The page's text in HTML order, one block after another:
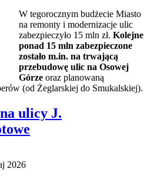
W tegorocznym budżecie Miasto
na remonty i modernizacje ulic
zabezpieczyło 15 mln zł. Kolejne
ponad 15 mln zabezpieczone
zostało m.in. na trwającą
przebudowę ulic na Osowej
Górze oraz planowaną
(od Żeglarskiej do Smukalskiej).
ulicy J.
2026